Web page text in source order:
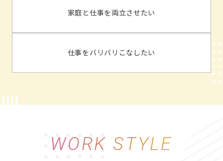
家庭と仕事を両立させたい
仕事をバリバリこなしたい
WORK STYLE